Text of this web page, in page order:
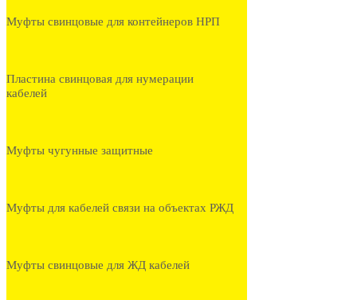
Муфты свинцовые для контейнеров НРП
Пластина свинцовая для нумерации
кабелей
Муфты чугунные защитные
Муфты для кабелей связи на объектах РЖД
Муфты свинцовые для ЖД кабелей